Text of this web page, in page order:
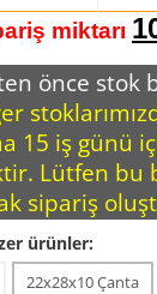
miktarı
önce stok
15 iş günü
Lütfen bu
sipariş
ürünler:
22x28x10 Çanta